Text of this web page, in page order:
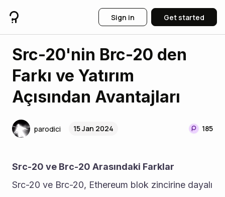
Sign in Get started
Src-20'nin Brc-20 den
Farkı ve Yatırım
Açısından Avantajları
parodici 15 Jan 2024 185
Src-20 ve Brc-20 Arasındaki Farklar
Src-20 ve Brc-20, Ethereum blok zincirine dayalı